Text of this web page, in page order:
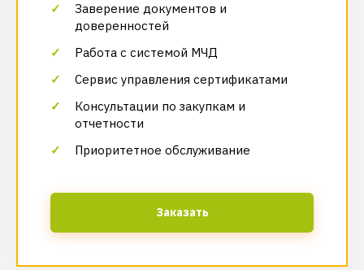
Заверение документов и
доверенностей
Работа с системой МЧД
Сервис управления сертификатами
Консультации по закупкам и
отчетности
Приоритетное обслуживание
Заказать